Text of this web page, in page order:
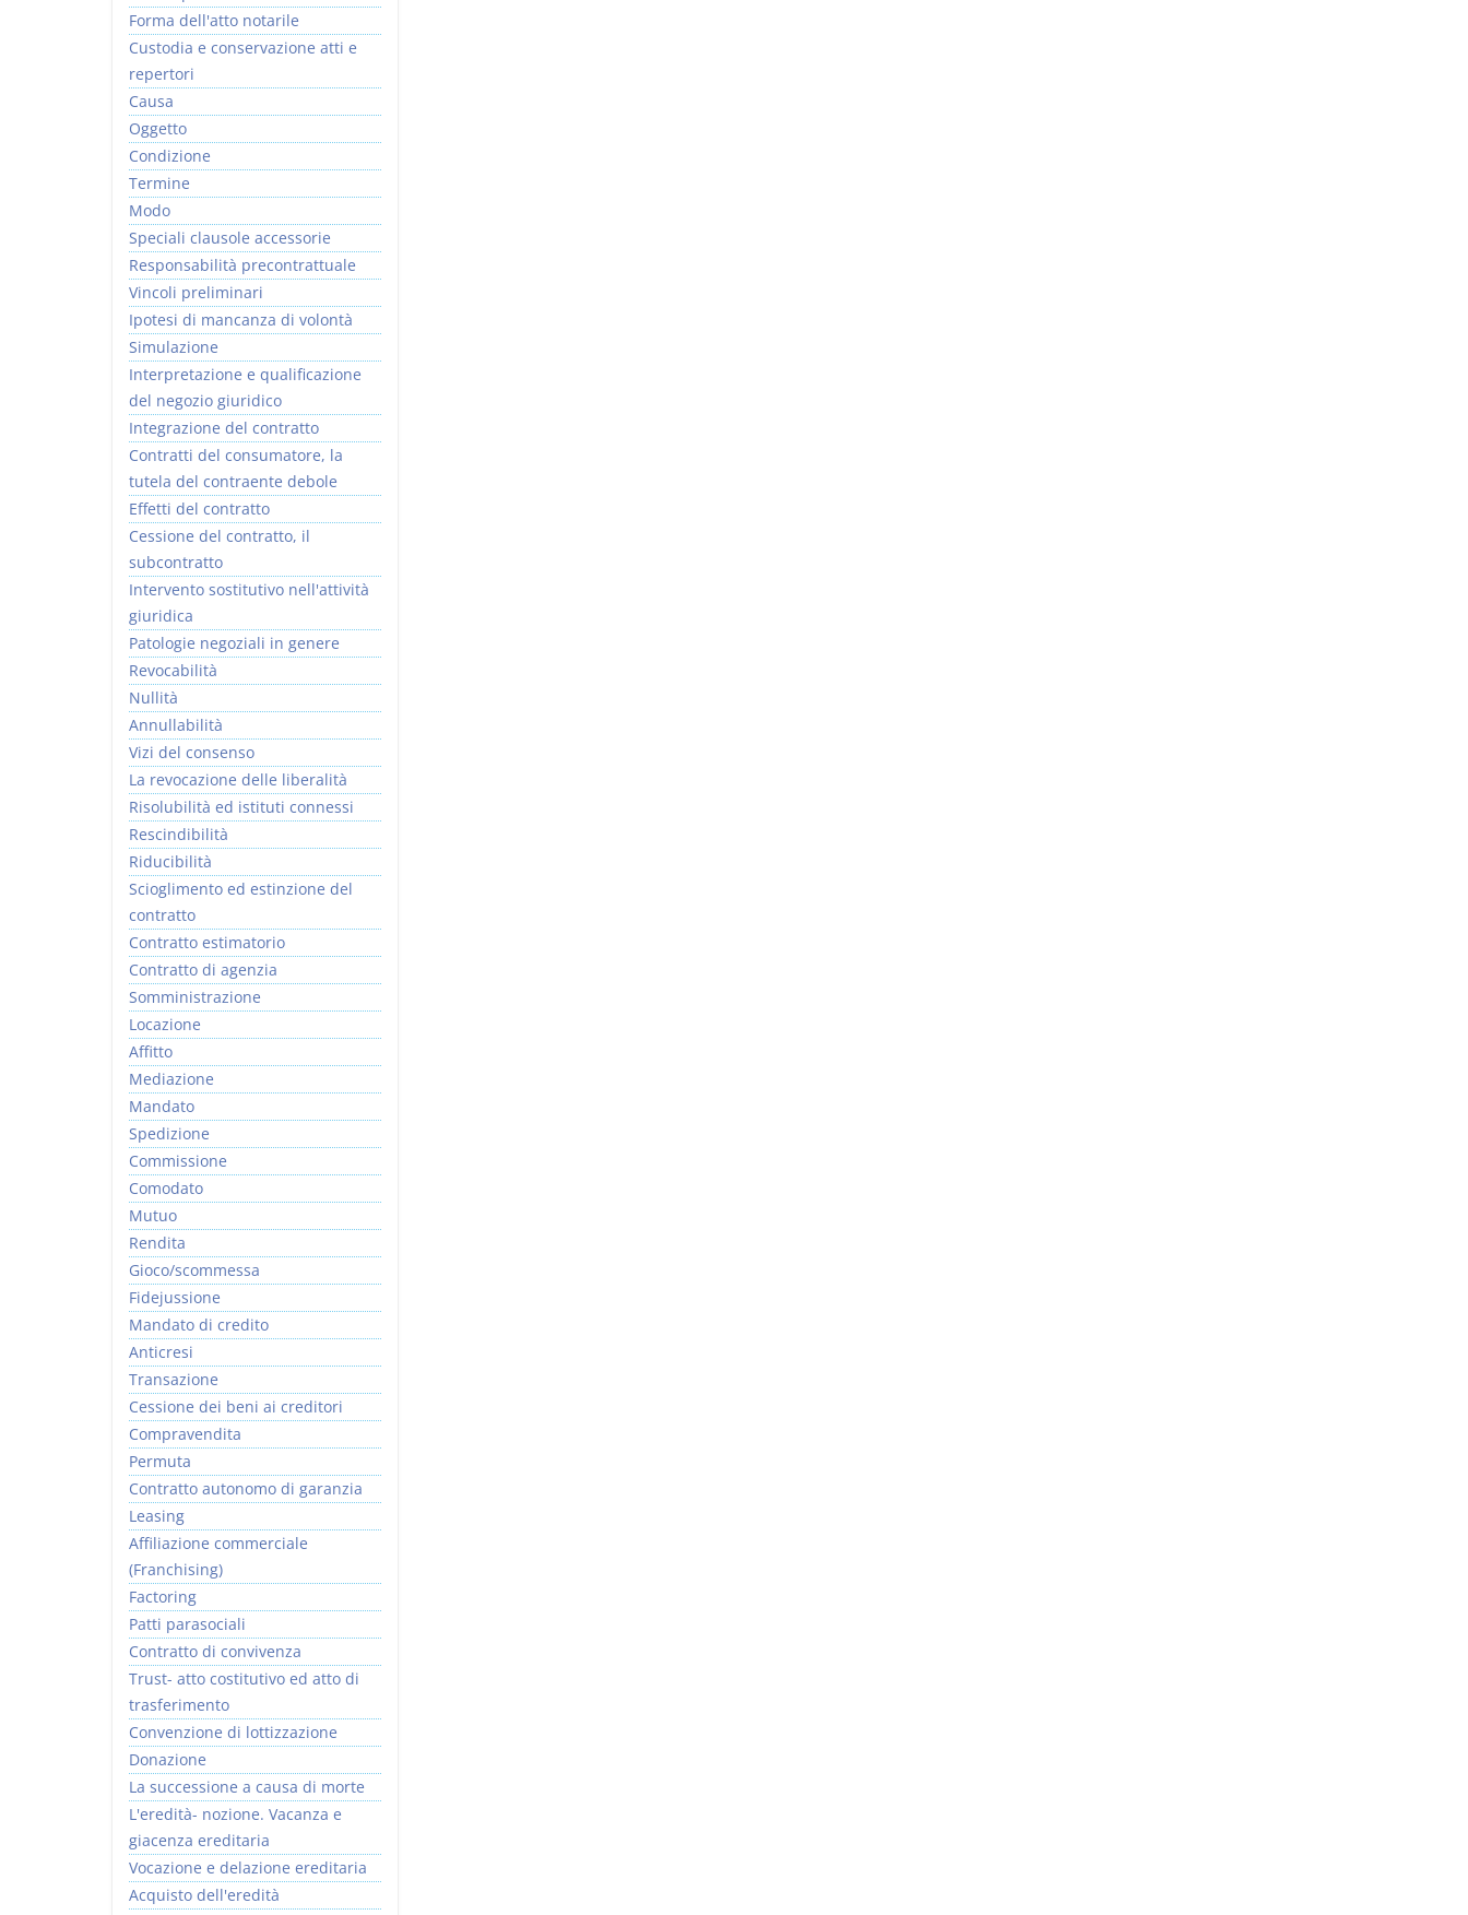
Forma dell'atto notarile
Custodia e conservazione atti e
repertori
Causa
Oggetto
Condizione
Termine
Modo
Speciali clausole accessorie
Responsabilità precontrattuale
Vincoli preliminari
Ipotesi di mancanza di volontà
Simulazione
Interpretazione e qualificazione
del negozio giuridico
Integrazione del contratto
Contratti del consumatore, la
tutela del contraente debole
Effetti del contratto
Cessione del contratto, il
subcontratto
Intervento sostitutivo nell'attività
giuridica
Patologie negoziali in genere
Revocabilità
Nullità
Annullabilità
Vizi del consenso
La revocazione delle liberalità
Risolubilità ed istituti connessi
Rescindibilità
Riducibilità
Scioglimento ed estinzione del
contratto
Contratto estimatorio
Contratto di agenzia
Somministrazione
Locazione
Affitto
Mediazione
Mandato
Spedizione
Commissione
Comodato
Mutuo
Rendita
Gioco/scommessa
Fidejussione
Mandato di credito
Anticresi
Transazione
Cessione dei beni ai creditori
Compravendita
Permuta
Contratto autonomo di garanzia
Leasing
Affiliazione commerciale
(Franchising)
Factoring
Patti parasociali
Contratto di convivenza
Trust- atto costitutivo ed atto di
trasferimento
Convenzione di lottizzazione
Donazione
La successione a causa di morte
L'eredità- nozione. Vacanza e
giacenza ereditaria
Vocazione e delazione ereditaria
Acquisto dell'eredità